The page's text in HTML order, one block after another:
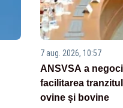
7 aug. 2026, 10:57
ANSVSA a
facilitarea
ovine și bovine